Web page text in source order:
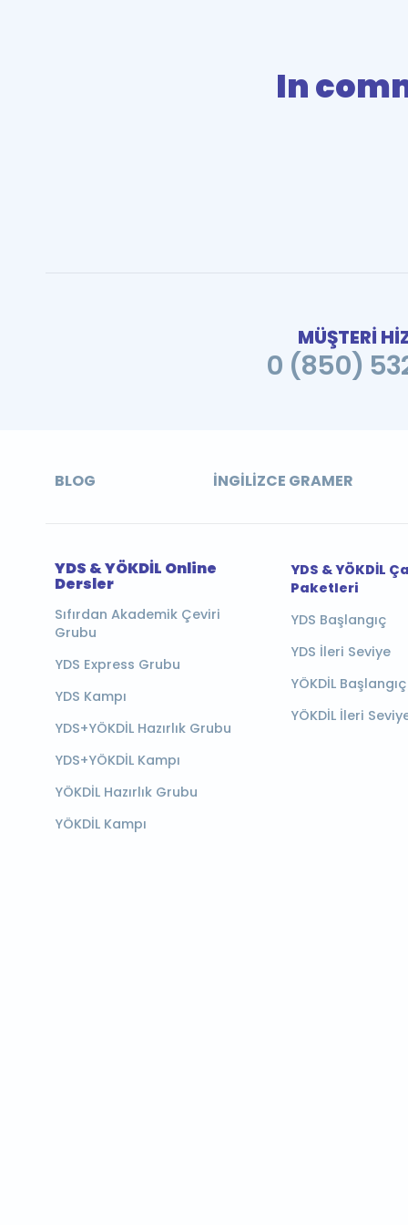
In
MÜŞTERİ
0 (850)
BLOG İNGILIZCE GRAMER
YDS & YÖKDİL Online
Dersler
Sıfırdan Akademik Çeviri
Grubu
YDS Express Grubu
YDS Kampı
YDS+YÖKDİL Hazırlık Grubu
YDS+YÖKDİL Kampı
YÖKDİL Hazırlık Grubu
YÖKDİL Kampı
YDS & YÖKDİL
Paketleri
YDS Başlangıç
YDS İleri Seviye
YÖKDİL Başlangıç
YÖKDİL İleri